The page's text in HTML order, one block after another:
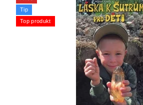
Tip
Top produkt